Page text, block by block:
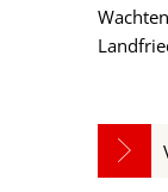
Straße